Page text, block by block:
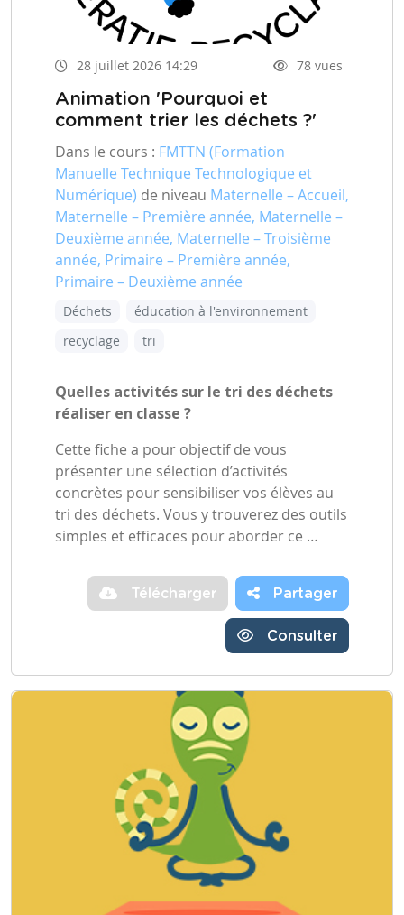
28 juillet 2026 14:29 78 vues
Animation 'Pourquoi et
comment trier les déchets ?'
Dans le cours : FMTTN (Formation
Manuelle Technique Technologique et
Numérique) de niveau Maternelle – Accueil,
Maternelle – Première année, Maternelle –
Deuxième année, Maternelle – Troisième
année, Primaire – Première année,
Primaire – Deuxième année
Déchets
éducation à l'environnement
recyclage
tri
Quelles activités sur le tri des déchets
réaliser en classe ?
Cette fiche a pour objectif de vous
présenter une sélection d’activités
concrètes pour sensibiliser vos élèves au
tri des déchets. Vous y trouverez des outils
simples et efficaces pour aborder ce …
Télécharger Partager
Consulter